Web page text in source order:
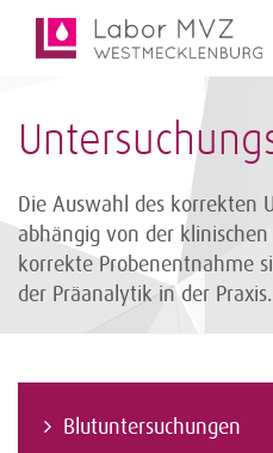
Die Auswahl des korrekten
abhängig von der
korrekte Probenentnahme
der Präanalytik in der Praxis.
Blutuntersuchungen